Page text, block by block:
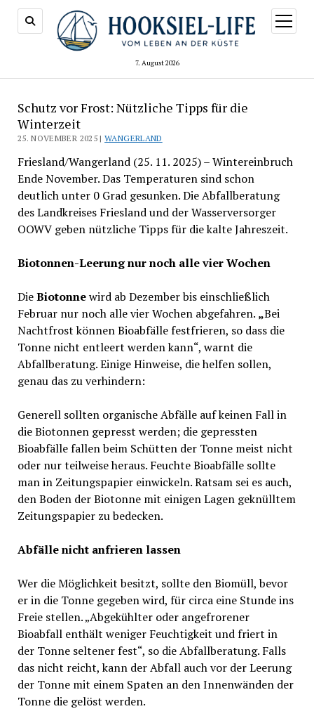
7. August 2026
Menü
öffnen
Schutz vor Frost: Nützliche Tipps für die
Winterzeit
25. NOVEMBER 2025 |WANGERLAND
Friesland/Wangerland (25. 11. 2025) – Wintereinbruch
Ende November. Das Temperaturen sind schon
deutlich unter 0 Grad gesunken. Die Abfallberatung
des Landkreises Friesland und der Wasserversorger
OOWV geben nützliche Tipps für die kalte Jahreszeit.
Biotonnen-Leerung nur noch alle vier Wochen
DieBiotonnewird ab Dezember bis einschließlich
Februar nur noch alle vier Wochen abgefahren. „Bei
Nachtfrost können Bioabfälle festfrieren, so dass die
Tonne nicht entleert werden kann“, warnt die
Abfallberatung. Einige Hinweise, die helfen sollen,
genau das zu verhindern:
Generell sollten organische Abfälle auf keinen Fall in
die Biotonnen gepresst werden; die gepressten
Bioabfälle fallen beim Schütten der Tonne meist nicht
oder nur teilweise heraus. Feuchte Bioabfälle sollte
man in Zeitungspapier einwickeln. Ratsam sei es auch,
den Boden der Biotonne mit einigen Lagen geknülltem
Zeitungspapier zu bedecken.
Abfälle nicht anfrieren lassen
Wer die Möglichkeit besitzt, sollte den Biomüll, bevor
er in die Tonne gegeben wird, für circa eine Stunde ins
Freie stellen. „Abgekühlter oder angefrorener
Bioabfall enthält weniger Feuchtigkeit und friert in
der Tonne seltener fest“, so die Abfallberatung. Falls
das nicht reicht, kann der Abfall auch vor der Leerung
der Tonne mit einem Spaten an den Innenwänden der
Tonne die gelöst werden.